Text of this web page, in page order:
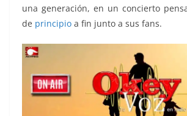
una generación, en un concierto
de principio a fin junto a sus fans.